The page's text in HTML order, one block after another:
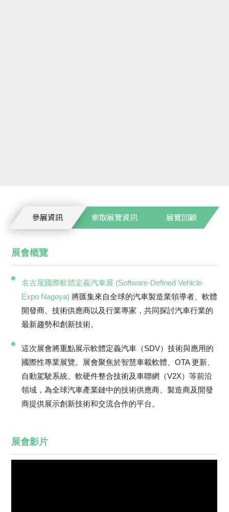
參展資訊 索取展覽資訊 展覽回顧
展會概覽
名古屋國際軟體定義汽車展 (Software-Defined Vehicle
Expo Nagoya) 將匯集來自全球的汽車製造業領導者、軟體
開發商、技術供應商以及行業專家，共同探討汽車行業的
最新趨勢和創新技術。
這次展會將重點展示軟體定義汽車（SDV）技術與應用的
國際性專業展覽。展會聚焦於智慧車載軟體、OTA 更新、
自動駕駛系統、軟硬件整合技術及車聯網（V2X）等前沿
領域，為全球汽車產業鏈中的技術供應商、製造商及開發
商提供展示創新技術和交流合作的平台。
展會影片